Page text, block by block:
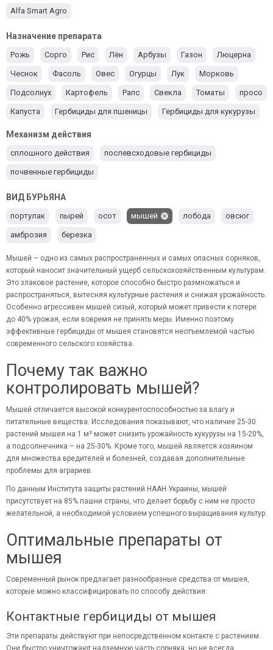
Alfa Smart Agro
Назначение препарата
Рожь Сорго Рис Лён Арбузы Газон Люцерна
Чеснок Фасоль Овес Огурцы Лук Морковь
Подсолнух Картофель Рапс Свекла Томаты просо
Капуста Гербициды для пшеницы Гербициды для кукурузы
Ячмень Гербициды для сои
Механизм действия
сплошного действия послевсходовые гербициды
почвенные гербициды
ВИД БУРЬЯНА
портулак пырей осот мышей лобода овсюг
амброзия березка
Мышей – одно из самых распространенных и самых опасных сорняков,
который наносит значительный ущерб сельскохозяйственным культурам.
Это злаковое растение, которое способно быстро размножаться и
распространяться, вытесняя культурные растения и снижая урожайность.
Особенно агрессивен мышей сизый, который может привести к потере
до 40% урожая, если вовремя не принять меры. Именно поэтому
эффективные гербициды от мышея становятся неотъемлемой частью
современного сельского хозяйства.
Почему так важно
контролировать мышей?
Мышей отличается высокой конкурентоспособностью за влагу и
питательные вещества. Исследования показывают, что наличие 25-30
растений мышея на 1 м² может снизить урожайность кукурузы на 15-20%,
а подсолнечника – на 25-30%. Кроме того, мышей является хозяином
для множества вредителей и болезней, создавая дополнительные
проблемы для аграриев.
По данным Института защиты растений НААН Украины, мышей
присутствует на 85% пашни страны, что делает борьбу с ним не просто
желательной, а необходимой условием успешного выращивания культур.
Оптимальные препараты от
мышея
Современный рынок предлагает разнообразные средства от мышея,
которые можно классифицировать по способу действия:
Контактные гербициды от мышея
Эти препараты действуют при непосредственном контакте с растением.
Они быстро уничтожают надземную часть сорняка, но не всегда